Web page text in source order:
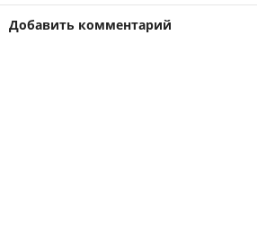
Добавить комментарий